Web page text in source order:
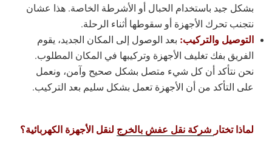
بشكل جيد باستخدام الحبال أو الأشرطة الخاصة. هذا عشان
نتجنب تحرك الأجهزة أو سقوطها أثناء الرحلة.
التوصيل والتركيب: بعد الوصول إلى المكان الجديد، يقوم
الفريق بفك تغليف الأجهزة وتركيبها في المكان المطلوب.
نحن نتأكد أن كل شيء متصل بشكل صحيح وآمن، ونعمل
على التأكد من أن الأجهزة تعمل بشكل سليم بعد التركيب.
لماذا تختار شركة نقل عفش بالخرج لنقل الأجهزة الكهربائية؟